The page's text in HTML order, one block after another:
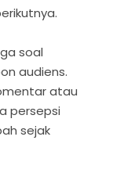
soal
audiens.
atau
persepsi
sejak